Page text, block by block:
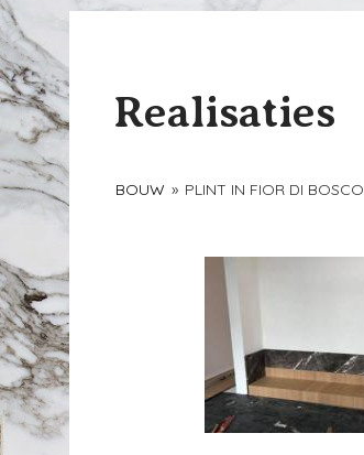
Realisaties
BOUW » PLINT IN FIOR DI BOSCO